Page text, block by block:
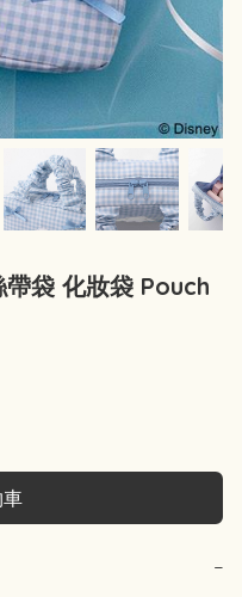
袋 化妝袋 Pouch
−